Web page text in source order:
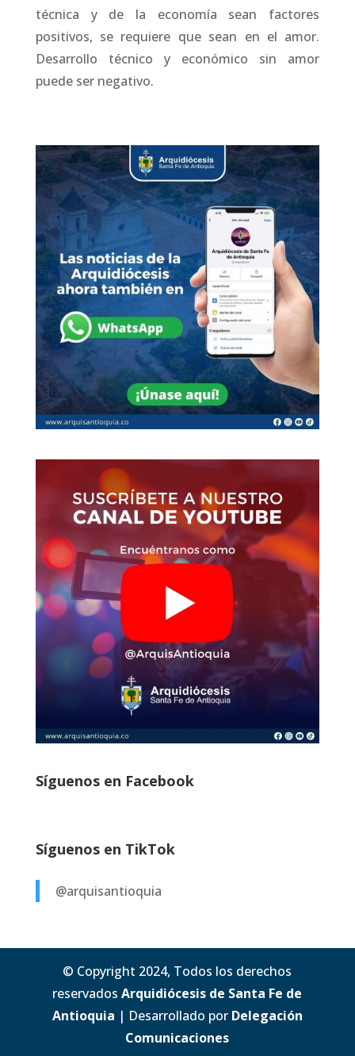
técnica y de la economía sean factores
positivos, se requiere que sean en el amor.
Desarrollo técnico y económico sin amor
puede ser negativo.
Síguenos en Facebook
Síguenos en TikTok
@arquisantioquia
© Copyright 2024, Todos los derechos
reservadosArquidiócesis de Santa Fe de
Antioquia | Desarrollado por Delegación
Comunicaciones